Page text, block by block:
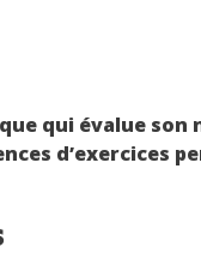
qui évalue son
d’exercices